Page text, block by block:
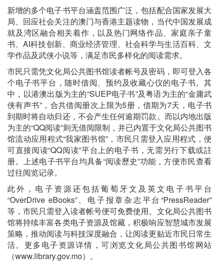
新增的多个电子书平台涵盖范围广泛，包括配合国家发展大
局、回应社会关注的澳门与香港主题读物，当代中国发展成
就及湾区融合相关着作，以及热门网络作品、家庭亲子童
书、AI科技创新、商业经济管理、社会科学与生活百科、文
学作品及武侠小说等，满足市民多样化的阅读需求。
市民只需凭文化局公共图书馆读者帐号及密码，即可登入各
个电子书平台，随时借阅、预约及收藏心仪的电子书。其
中，以港澳出版为主的“SUEP电子书”及粤语为主的“金庸武
侠有声书”，合共借阅册次上限为5册，借期为7天，电子书
到期时将自动归还，不会产生任何逾期罚款。而以内地出版
为主的“QQ阅读”则无借阅限制，并已内置于文化局公共图书
馆流动应用程式“我家图书馆”，市民只需登入应用程式，便
可直接阅读“QQ阅读”平台上的电子书，无需另行下载或註
册。上述电子书平台均具备“阅读歷史”功能，方便市民查看
过往阅览记录。
此外，电子资源还包括葡萄牙文及英文电子书平台
“OverDrive eBooks”、电子报章杂志平台“PressReader”
等，市民只需登入读者帐号便可免费使用。文化局公共图书
馆将持续丰富各类电子资源及馆藏，积极响应智慧城市发展
策略，推动阅读与科技深度融合，让阅读更贴近市民日常生
活。更多电子资源详情，可浏览文化局公共图书馆网站
（www.library.gov.mo）。